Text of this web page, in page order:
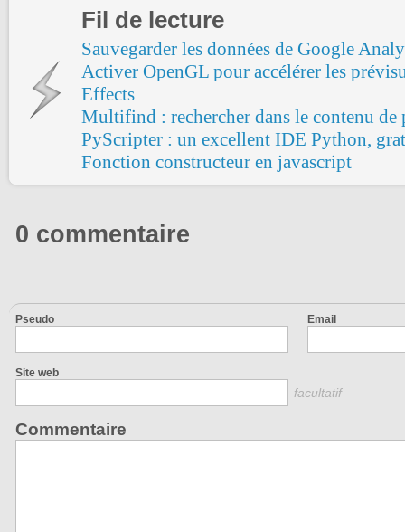
Fil de lecture
Sauvegarder les données de Google
Activer OpenGL pour accélérer les
Effects
Multifind : rechercher dans le contenu de
PyScripter : un excellent IDE Python,
Fonction constructeur en javascript
0 commentaire
Pseudo Email
Site web
facultatif
Commentaire